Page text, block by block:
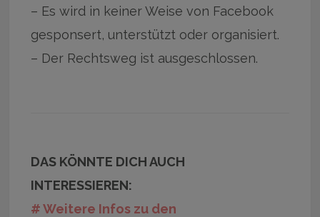
– Es wird in keiner Weise von Facebook
gesponsert, unterstützt oder organisiert.
– Der Rechtsweg ist ausgeschlossen.
DAS KÖNNTE DICH AUCH
INTERESSIEREN:
# Weitere Infos zu den